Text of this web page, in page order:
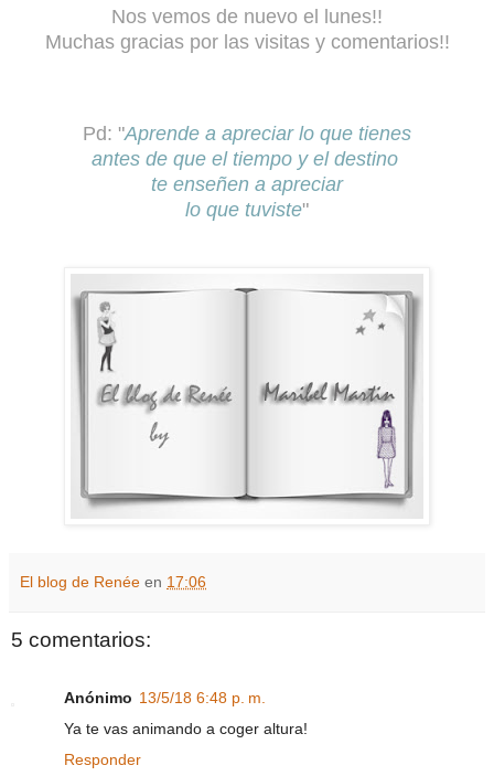
Nos vemos de nuevo el lunes!!
Muchas gracias por las visitas y comentarios!!
Pd: "Aprende a apreciar lo que tienes
antes de que el tiempo y el destino
te enseñen a apreciar
lo que tuviste"
El blog de Renée en 17:06
5 comentarios:
Anónimo 13/5/18 6:48 p. m.
Ya te vas animando a coger altura!
Responder